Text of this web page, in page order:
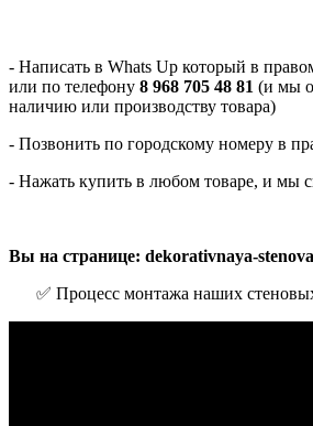
- Написать в Whats Up который в
или по телефону 8 968 705 48 81 (и мы
наличию или производству товара)
- Позвонить по городскому номеру в
- Нажать купить в любом товаре, и мы
Вы на странице: dekorativnaya-
✅ Процесс монтажа наших